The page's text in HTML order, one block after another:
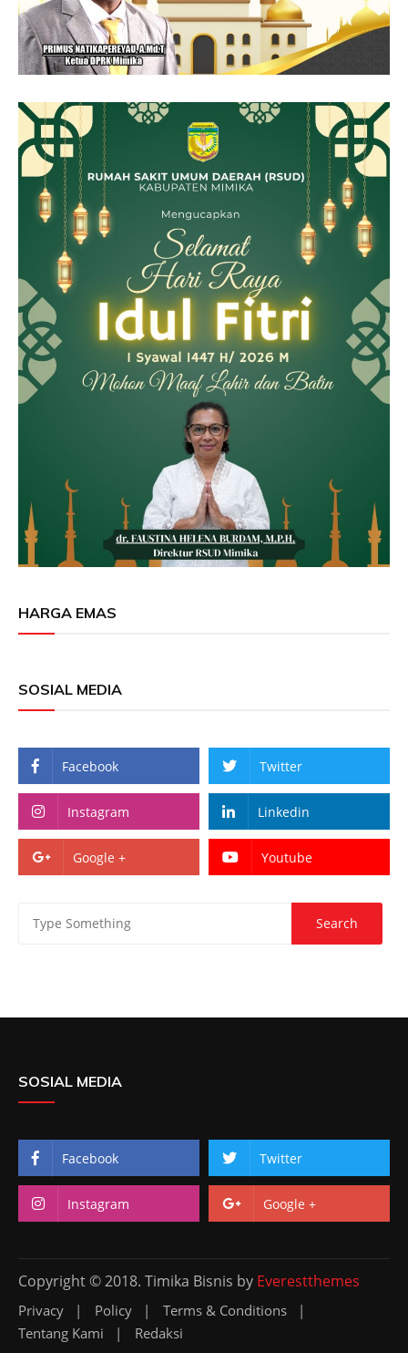
HARGA EMAS
SOSIAL MEDIA
Facebook Twitter
Instagram Linkedin
Google + Youtube
SOSIAL MEDIA
Facebook Twitter
Instagram Google +
Copyright © 2018. Timika Bisnis by Everestthemes
Privacy Policy
Terms & Conditions
Tentang Kami
Redaksi